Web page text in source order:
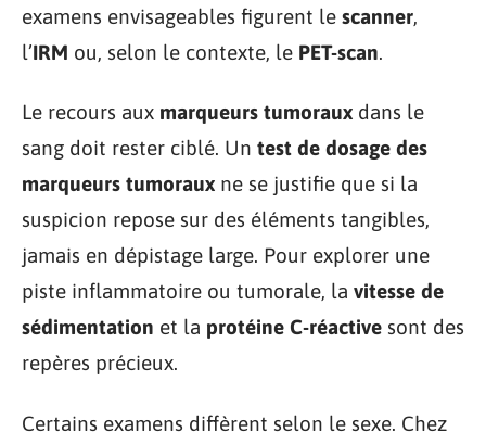
examens envisageables figurent le scanner,
l’IRM ou, selon le contexte, le PET-scan.
Le recours aux marqueurs tumoraux dans le
sang doit rester ciblé. Un test de dosage des
marqueurs tumoraux ne se justifie que si la
suspicion repose sur des éléments tangibles,
jamais en dépistage large. Pour explorer une
piste inflammatoire ou tumorale, la vitesse de
sédimentation et la protéine C-réactive sont des
repères précieux.
Certains examens diffèrent selon le sexe. Chez